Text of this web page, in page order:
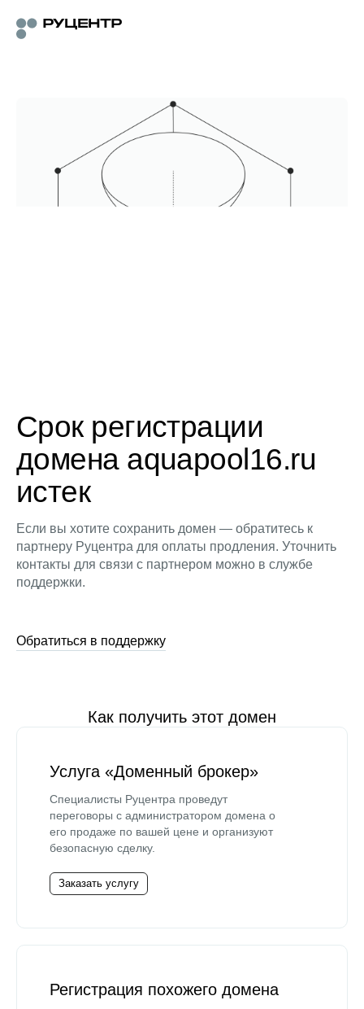
Срок регистрации
домена aquapool16.ru
истек
Если вы хотите сохранить домен — обратитесь к
партнеру Руцентра для оплаты продления. Уточнить
контакты для связи с партнером можно в службе
поддержки.
Обратиться в поддержку
Как получить этот домен
Услуга «Доменный брокер»
Специалисты Руцентра проведут
переговоры с администратором домена о
его продаже по вашей цене и организуют
безопасную сделку.
Заказать услугу
Регистрация похожего домена